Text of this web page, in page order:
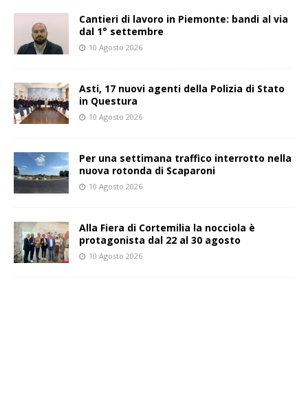
Cantieri di lavoro in Piemonte: bandi al via
dal 1° settembre
10 Agosto 2026
Asti, 17 nuovi agenti della Polizia di Stato
in Questura
10 Agosto 2026
Per una settimana traffico interrotto nella
nuova rotonda di Scaparoni
10 Agosto 2026
Alla Fiera di Cortemilia la nocciola è
protagonista dal 22 al 30 agosto
10 Agosto 2026